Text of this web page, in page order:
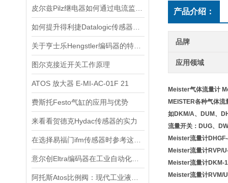
图尔克接近开关工作原理
ATOS 放大器 E-MI-AC-01F 21
费斯托Festo气缸的应用与优势
来看看贺德克Hydac传感器的实力
产品介绍：
品牌
应用领域
Meister气体流量计
MEISTER各种气体
如DKM/A、DUM、
流量开关：DUG、
Meister流量计
Meister流量计RVP/
Meister流量计DKM-
Meister流量计RVM/